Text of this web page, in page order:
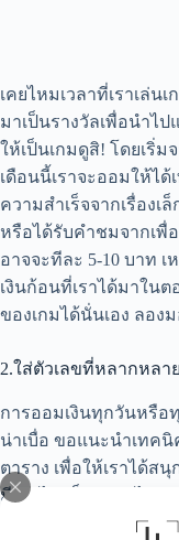
เคยไหมเวลาที่เราเล่น
มาเป็นรางวัลเพื่อนำไ
ให้เป็นเกมดูสิ! โดยเริ่ม
เดือนนี้เราจะออมให้ไ
ความสำเร็จจากเรื่องเ
หรือได้รับคำชมจากเพื่
อาจจะทีละ 5-10 บาท เ
เงินก้อนที่เราได้มาใน
ของเกมได้นั่นเอง ลอง
2.ใส่ตัวเลขที่หลากหลา
การออมเงินทุกวันหรือ
น่าเบื่อ ขอแนะนำเทคนิ
ตาราง เพื่อให้เราได้ส
มีเท่าไหร่ก็ออมลงไปเ
เดียว วันไหนที่มีน้อยก็